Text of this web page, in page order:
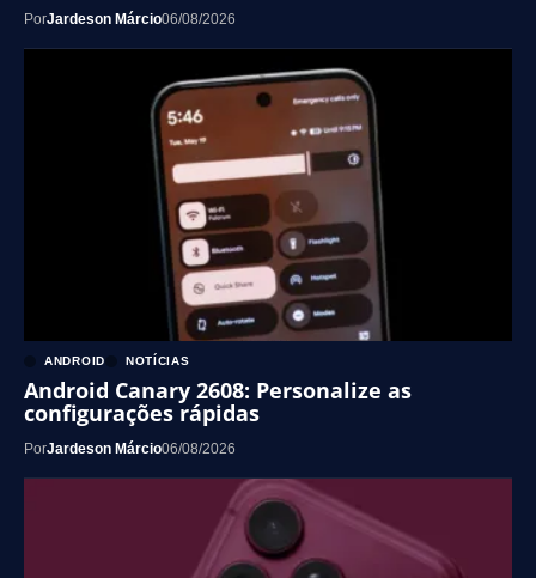
PorJardeson Márcio06/08/2026
ANDROID NOTÍCIAS
Android Canary 2608: Personalize as
configurações rápidas
PorJardeson Márcio06/08/2026